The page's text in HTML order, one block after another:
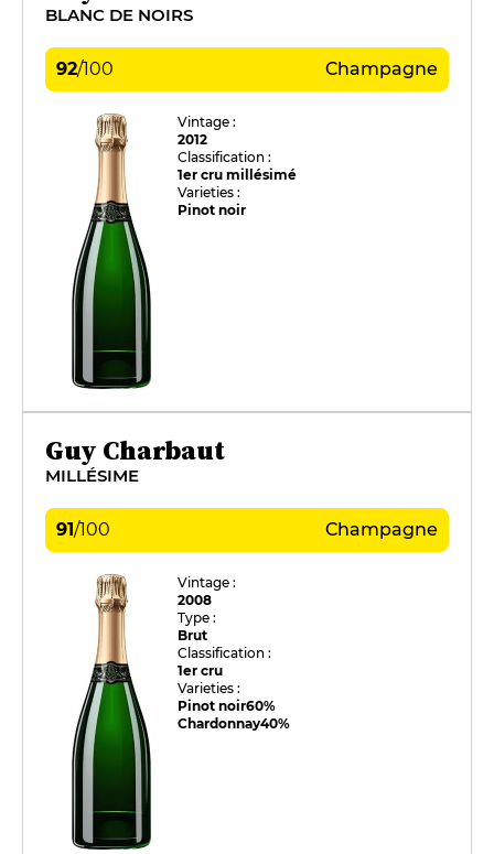
BLANC DE NOIRS
92/100 Champagne
Vintage :
2012
Classification :
1er cru millésimé
Varieties :
Pinot noir
Guy Charbaut
MILLÉSIME
91/100 Champagne
Vintage :
2008
Type :
Brut
Classification :
1er cru
Varieties :
Pinot noir60%
Chardonnay40%